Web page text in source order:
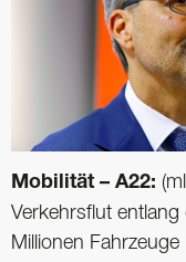
Mobilität – A22:
Verkehrsflut
Millionen Fahrzeuge